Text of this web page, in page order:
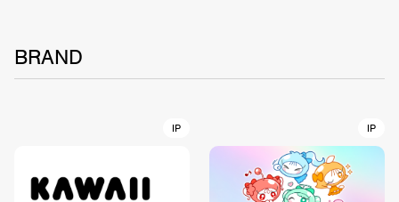
BRAND
IP IP